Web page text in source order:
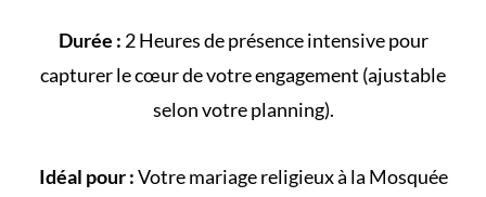
Durée : 2 Heures de présence intensive pour
capturer le cœur de votre engagement (ajustable
selon votreplanning).
Idéal pour :Votremariage religieuxà la Mosquée